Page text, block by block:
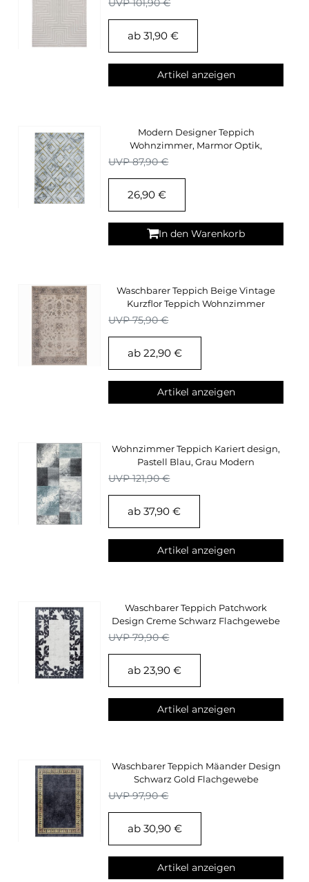
UVP 101,90 €
ab 31,90 €
Artikel anzeigen
Modern Designer Teppich
Wohnzimmer, Marmor Optik,
Pflegeleicht, Kurzflor
UVP 87,90 €
26,90 €
In den Warenkorb
Waschbarer Teppich Beige Vintage
Kurzflor Teppich Wohnzimmer
Oriental Design
UVP 75,90 €
ab 22,90 €
Artikel anzeigen
Wohnzimmer Teppich Kariert design,
Pastell Blau, Grau Modern
Konturenschnitt
UVP 121,90 €
ab 37,90 €
Artikel anzeigen
Waschbarer Teppich Patchwork
Design Creme Schwarz Flachgewebe
Wohnzimmerteppich
UVP 79,90 €
ab 23,90 €
Artikel anzeigen
Waschbarer Teppich Mäander Design
Schwarz Gold Flachgewebe
Wohnzimmerteppich
UVP 97,90 €
ab 30,90 €
Artikel anzeigen